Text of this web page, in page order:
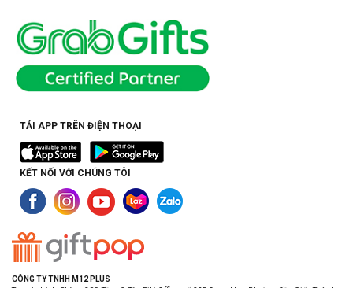
TẢI APP TRÊN ĐIỆN THOẠI
KẾT NỐI VỚI CHÚNG TÔI
CÔNG TY TNHH M12 PLUS